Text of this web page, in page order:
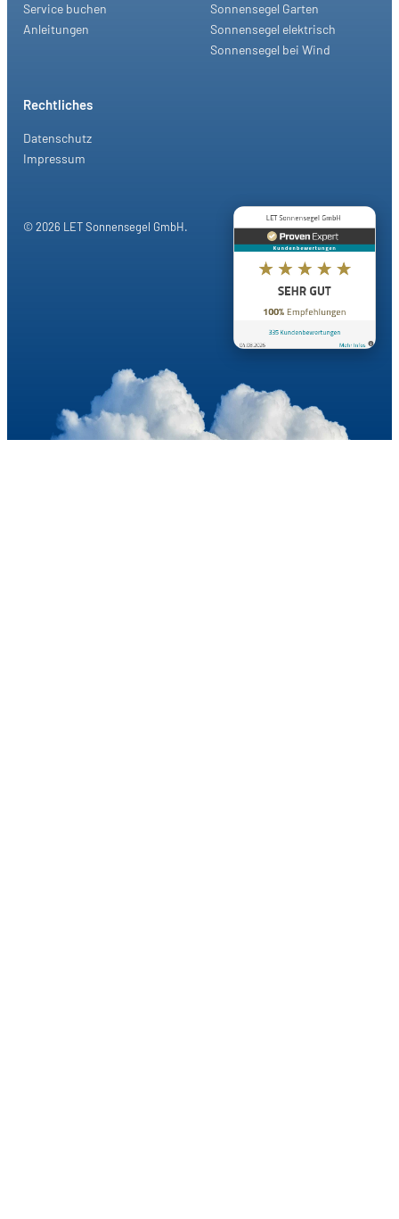
Service buchen
Anleitungen
Sonnensegel Garten
Sonnensegel elektrisch
Sonnensegel bei Wind
Rechtliches
Datenschutz
Impressum
© 2026 LET Sonnensegel GmbH.